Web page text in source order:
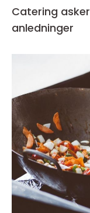
Catering asker smakfull mat til små og store
anledninger